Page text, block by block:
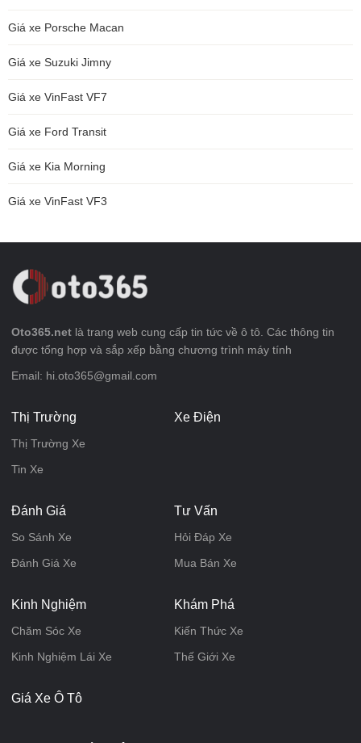
Giá xe Porsche Macan
Giá xe Suzuki Jimny
Giá xe VinFast VF7
Giá xe Ford Transit
Giá xe Kia Morning
Giá xe VinFast VF3
Oto365.net là trang web cung cấp tin tức về ô tô. Các thông tin
được tổng hợp và sắp xếp bằng chương trình máy tính
Email: hi.oto365@gmail.com
Thị Trường
Thị Trường Xe
Tin Xe
Xe Điện
Đánh Giá
So Sánh Xe
Đánh Giá Xe
Tư Vấn
Hỏi Đáp Xe
Mua Bán Xe
Kinh Nghiệm
Chăm Sóc Xe
Kinh Nghiệm Lái Xe
Khám Phá
Kiến Thức Xe
Thế Giới Xe
Giá Xe Ô Tô